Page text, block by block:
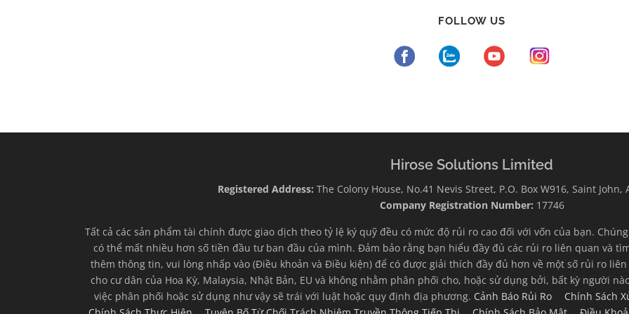
a
n
FOLLOW US
Hirose Solutions Limited
Registered Address: The Colony House, No.41 Nevis Street, P.O. Box W916, Saint
Company Registration Number: 17746
Tất cả các sản phẩm tài chính được giao dịch theo tỷ lệ ký quỹ đều có mức độ rủi ro cao đối với vốn của bạn.
có thể mất nhiều hơn số tiền đầu tư ban đầu của mình. Đảm bảo rằng bạn hiểu đầy đủ các rủi ro liên quan và
thêm thông tin, vui lòng nhấp vào (Điều khoản và Điều kiện) để có được giải thích đầy đủ hơn về một số rủi ro
cho cư dân của Hoa Kỳ, Malaysia, Nhật Bản, EU và không nhằm phân phối cho, hoặc sử dụng bởi, bất kỳ người
việc phân phối hoặc sử dụng như vậy sẽ trái với luật hoặc quy định địa phương. Cảnh Báo Rủi Ro
Chính Sách